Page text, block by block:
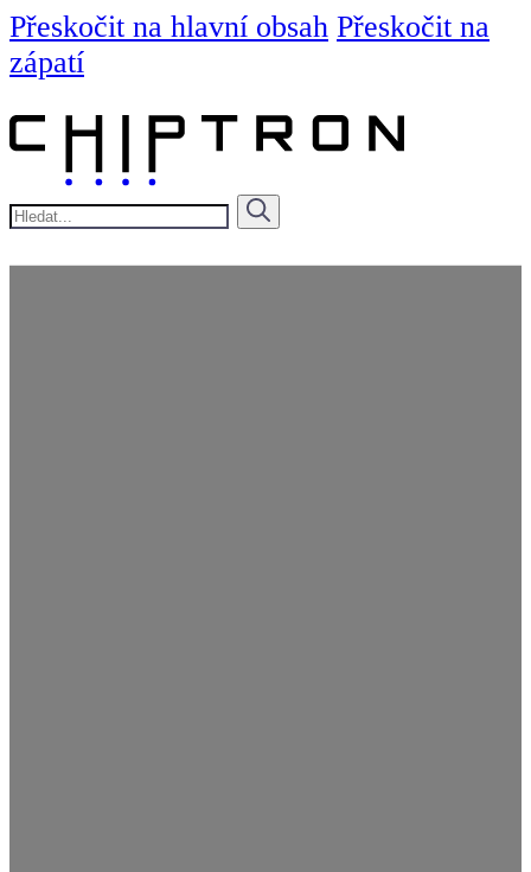
Přeskočit na hlavní obsah Přeskočit na
zápatí
Hledat